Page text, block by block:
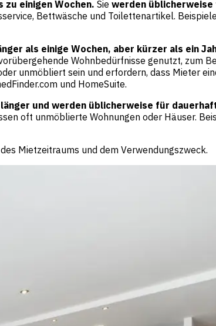
zu einigen Wochen. Sie werden
Bettwäsche und Toilettenartikel.
als einige Wochen, aber kürzer als ein
Wohnbedürfnisse genutzt, zum
unmöbliert sein und erfordern, dass Mieter
und HomeSuite.
und werden üblicherweise für
oft unmöblierte Wohnungen oder Häuser.
Mietzeitraums und dem Verwendungszweck.